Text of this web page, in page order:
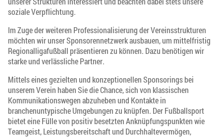
soziale Verpflichtung.
Im Zuge der weiteren Professionalisierung der Vereinsstrukturen
möchten wir unser Sponsorennetzwerk ausbauen, um mittelfristig
Regionalligafußball präsentieren zu können. Dazu benötigen wir
starke und verlässliche Partner.
Mittels eines gezielten und konzeptionellen Sponsorings bei
unserem Verein haben Sie die Chance, sich von klassischen
Kommunikationswegen abzuheben und Kontakte in
branchenuntypische Umgebungen zu knüpfen. Der Fußballsport
bietet eine Fülle von positiv besetzten Anknüpfungspunkten wie
Teamgeist, Leistungsbereitschaft und Durchhaltevermögen,